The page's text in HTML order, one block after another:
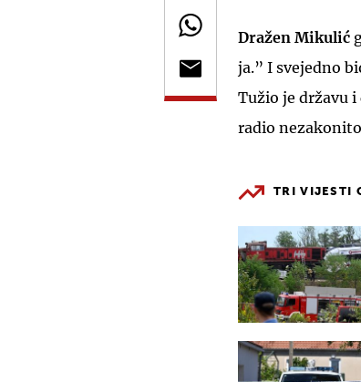
Dražen Mikulić
ja.” I svejedno
Tužio je državu i
radio
TRI VIJESTI